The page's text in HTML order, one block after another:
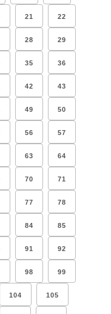
21 22
28 29
35 36
42 43
49 50
56 57
63 64
70 71
77 78
84 85
91 92
98 99
104 105